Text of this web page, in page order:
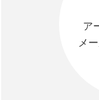
ア
メ